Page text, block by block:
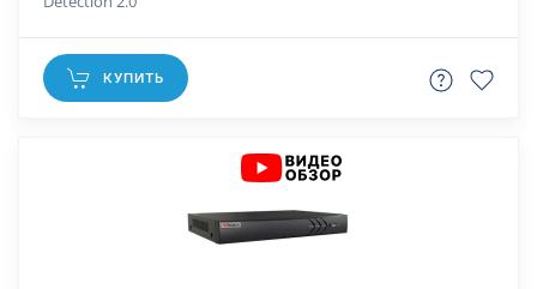
КУПИТЬ